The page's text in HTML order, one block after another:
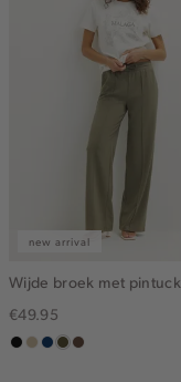
new arrival
Wijde broek met pintuck
€49.95
zwart
lichtzand
donkerblauw
groen,
donkerbruin